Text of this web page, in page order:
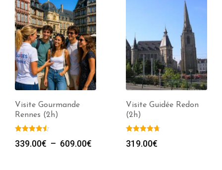
Visite Gourmande
Rennes (2h)
339.00€ – 609.00€
Visite Guidée Redon
(2h)
319.00€